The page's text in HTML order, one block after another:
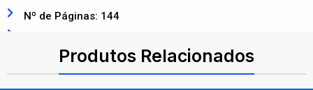
Nº de Páginas: 144
Produtos Relacionados